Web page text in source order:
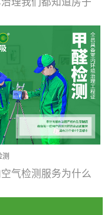
完会有甲醛，其实汽
甲醛超标问题更为严
车的空间范围小，
、皮具、装饰多，这
是汽...
测
气检测服务为什么